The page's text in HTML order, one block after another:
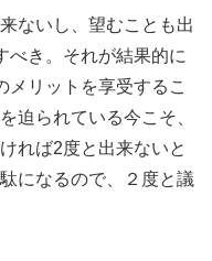
ないし、望むことも出
べき。それが結果的に
メリットを享受するこ
迫られている今こそ、
れば2度と出来ないと
になるので、２度と議